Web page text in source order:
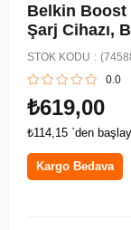
Belkin Boost
Şarj Cihazı,
STOK KODU
0.0
₺619,00
₺114,15 `den
Kargo Bedava